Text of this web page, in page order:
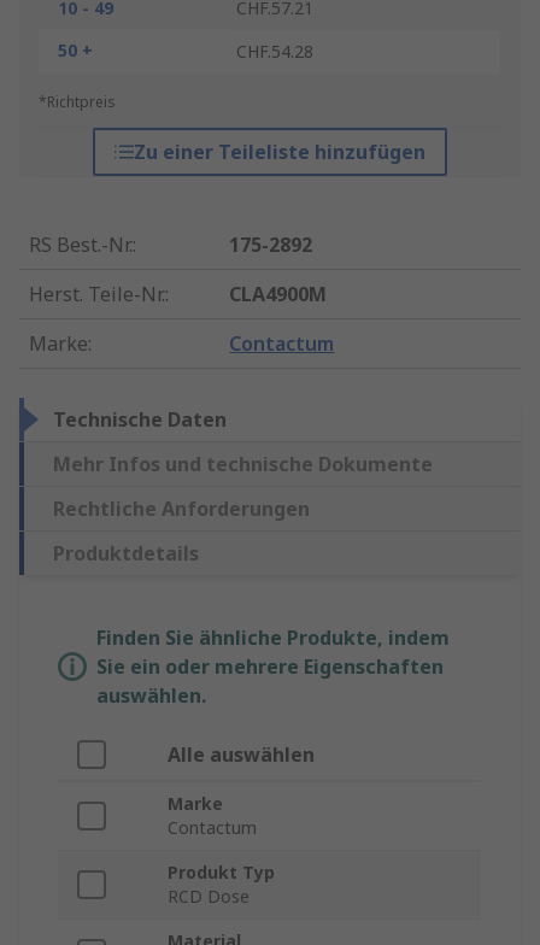
10 - 49
CHF.57.21
50 +
CHF.54.28
*Richtpreis
Zu einer Teileliste hinzufügen
RS Best.-Nr.:
175-2892
Herst. Teile-Nr.:
CLA4900M
Marke: Contactum
Technische Daten
Mehr Infos und technische Dokumente
Rechtliche Anforderungen
Produktdetails
Finden Sie ähnliche Produkte, indem
Sie ein oder mehrere Eigenschaften
auswählen.
Alle auswählen
Marke
Contactum
Produkt Typ
RCD Dose